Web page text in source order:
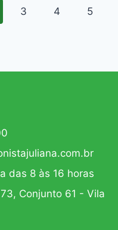
3 4 5
das 8 às 16 horas
Conjunto 61 - Vila